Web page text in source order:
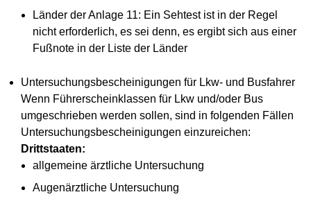
Länder der Anlage 11: Ein Sehtest ist in der Regel
nicht erforderlich, es sei denn, es ergibt sich aus einer
Fußnote in der Liste der Länder
Untersuchungsbescheinigungen für Lkw- und Busfahrer
Wenn Führerscheinklassen für Lkw und/oder Bus
umgeschrieben werden sollen, sind in folgenden Fällen
Untersuchungsbescheinigungen einzureichen:
Drittstaaten:
allgemeine ärztliche Untersuchung
Augenärztliche Untersuchung